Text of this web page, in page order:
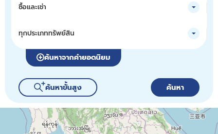
ซื้อและเช่า
ทุกประเภททรัพย์สิน
ค้นหาจากคำยอดนิยม
ค้นหาขั้นสูง ค้นหา